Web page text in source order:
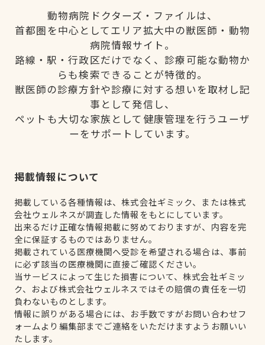
動物病院ドクターズ・ファイルは、
首都圏を中心としてエリア拡大中の獣医師・動物
病院情報サイト。
路線・駅・行政区だけでなく、診療可能な動物か
らも検索できることが特徴的。
獣医師の診療方針や診療に対する想いを取材し記
事として発信し、
ペットも大切な家族として健康管理を行うユーザ
ーをサポートしています。
掲載情報について
掲載している各種情報は、株式会社ギミック、または株式
会社ウェルネスが調査した情報をもとにしています。
出来るだけ正確な情報掲載に努めておりますが、内容を完
全に保証するものではありません。
掲載されている医療機関へ受診を希望される場合は、事前
に必ず該当の医療機関に直接ご確認ください。
当サービスによって生じた損害について、株式会社ギミッ
ク、および株式会社ウェルネスではその賠償の責任を一切
負わないものとします。
情報に誤りがある場合には、お手数ですがお問い合わせフ
ォームより編集部までご連絡をいただけますようお願いい
たします。